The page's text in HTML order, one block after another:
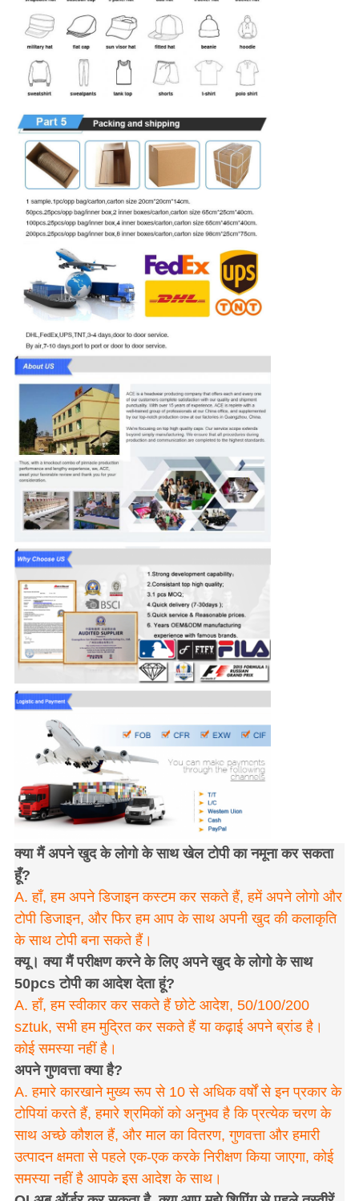
क्या मैं अपने खुद के लोगो के साथ खेल टोपी का नमूना कर सकता
हूँ?
A. हाँ, हम अपने डिजाइन कस्टम कर सकते हैं, हमें अपने लोगो और
टोपी डिजाइन, और फिर हम आप के साथ अपनी खुद की कलाकृति
के साथ टोपी बना सकते हैं।
क्यू। क्या मैं परीक्षण करने के लिए अपने खुद के लोगो के साथ
50pcs टोपी का आदेश देता हूं?
A. हाँ, हम स्वीकार कर सकते हैं छोटे आदेश, 50/100/200
sztuk, सभी हम मुद्रित कर सकते हैं या कढ़ाई अपने ब्रांड है।
कोई समस्या नहीं है।
अपने गुणवत्ता क्या है?
A. हमारे कारखाने मुख्य रूप से 10 से अधिक वर्षों से इन प्रकार के
टोपियां करते हैं, हमारे श्रमिकों को अनुभव है कि प्रत्येक चरण के
साथ अच्छे कौशल हैं, और माल का वितरण, गुणवत्ता और हमारी
उत्पादन क्षमता से पहले एक-एक करके निरीक्षण किया जाएगा, कोई
समस्या नहीं है आपके इस आदेश के साथ।